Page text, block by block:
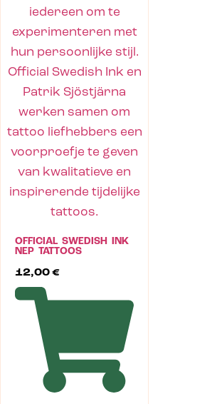
OFFICIAL SWEDISH INK
NEP TATTOOS
12,00 €